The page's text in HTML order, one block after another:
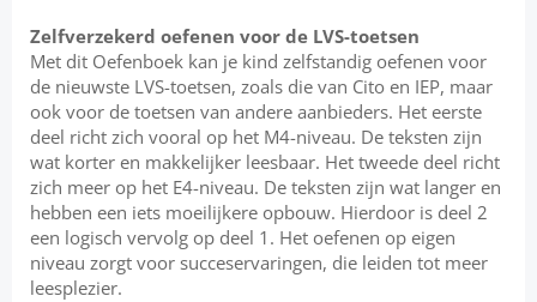
Zelfverzekerd oefenen voor de LVS-toetsen
Met dit Oefenboek kan je kind zelfstandig oefenen voor
de nieuwste LVS-toetsen, zoals die van Cito en IEP, maar
ook voor de toetsen van andere aanbieders. Het eerste
deel richt zich vooral op het M4-niveau. De teksten zijn
wat korter en makkelijker leesbaar. Het tweede deel richt
zich meer op het E4-niveau. De teksten zijn wat langer en
hebben een iets moeilijkere opbouw. Hierdoor is deel 2
een logisch vervolg op deel 1. Het oefenen op eigen
niveau zorgt voor succeservaringen, die leiden tot meer
leesplezier.